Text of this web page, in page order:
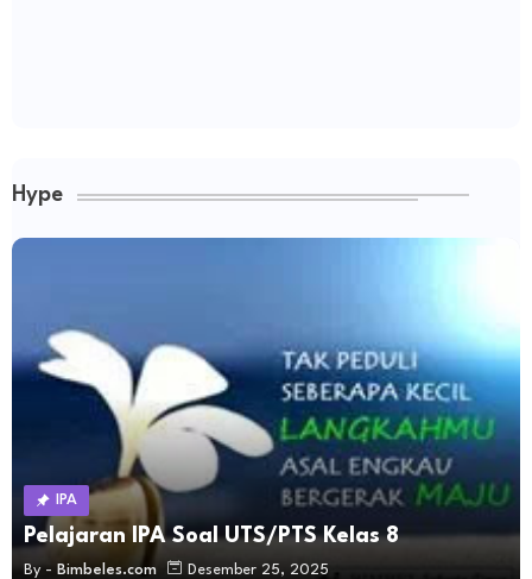
Hype
IPA
Pelajaran IPA Soal UTS/PTS Kelas 8
By - Bimbeles.com Desember 25, 2025